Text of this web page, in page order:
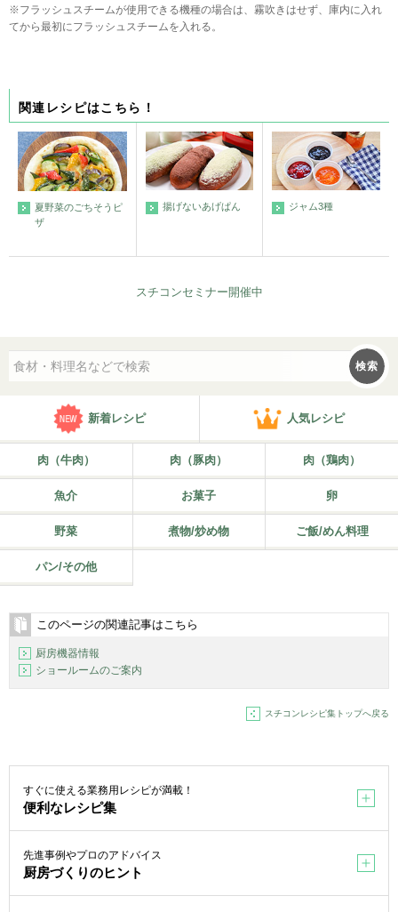
※フラッシュスチームが使用できる機種の場合は、霧吹きはせず、庫内に入れ
てから最初にフラッシュスチームを入れる。
関連レシピはこちら！
夏野菜のごちそうピ
ザ
揚げないあげぱん ジャム3種
スチコンセミナー開催中
検索
新着レシピ 人気レシピ
肉（牛肉） 肉（豚肉） 肉（鶏肉）
魚介 お菓子 卵
野菜 煮物/炒め物 ご飯/めん料理
パン/その他
このページの関連記事はこちら
厨房機器情報
ショールームのご案内
スチコンレシピ集トップへ戻る
すぐに使える業務用レシピが満載！
便利なレシピ集
先進事例やプロのアドバイス
厨房づくりのヒント